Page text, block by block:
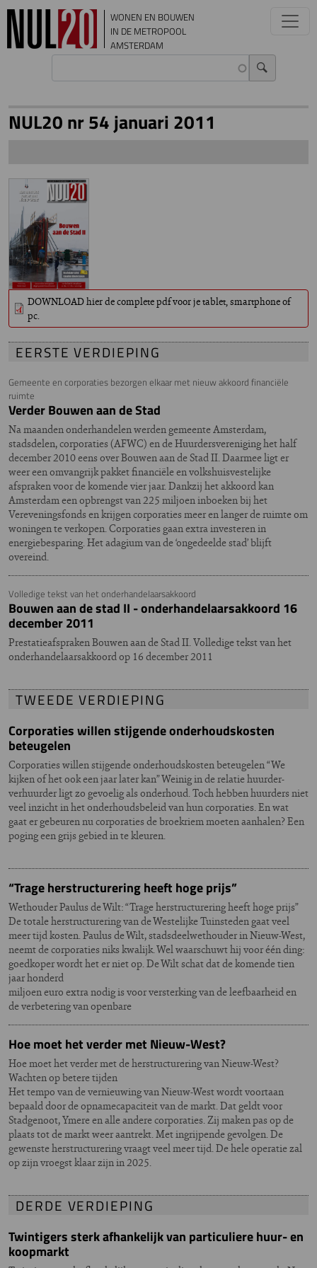
Overslaan en naar de inhoud gaan
WONEN EN BOUWEN
IN DE METROPOOL
AMSTERDAM
EERSTE VERDIEPING
Gemeente en corporaties bezorgen elkaar met nieuw akkoord financiële
ruimte
Verder Bouwen aan de Stad
Na maanden onderhandelen werden gemeente Amsterdam,
stadsdelen, corporaties (AFWC) en de Huurdersvereniging het half
december 2010 eens over Bouwen aan de Stad II. Daarmee ligt er
weer een omvangrijk pakket financiële en volkshuisvestelijke
afspraken voor de komende vier jaar. Dankzij het akkoord kan
Amsterdam een opbrengst van 225 miljoen inboeken bij het
Vereveningsfonds en krijgen corporaties meer en langer de ruimte om
woningen te verkopen. Corporaties gaan extra investeren in
energiebesparing. Het adagium van de ‘ongedeelde stad’ blijft
overeind.
Volledige tekst van het onderhandelaarsakkoord
Bouwen aan de stad II - onderhandelaarsakkoord 16
december 2011
Prestatieafspraken Bouwen aan de Stad II. Volledige tekst van het
onderhandelaarsakkoord op 16 december 2011
TWEEDE VERDIEPING
Corporaties willen stijgende onderhoudskosten
beteugelen
Corporaties willen stijgende onderhoudskosten beteugelen “We
kijken of het ook een jaar later kan” Weinig in de relatie huurder-
verhuurder ligt zo gevoelig als onderhoud. Toch hebben huurders niet
veel inzicht in het onderhoudsbeleid van hun corporaties. En wat
gaat er gebeuren nu corporaties de broekriem moeten aanhalen? Een
poging een grijs gebied in te kleuren.
“Trage herstructurering heeft hoge prijs”
Wethouder Paulus de Wilt: “Trage herstructurering heeft hoge prijs”
De totale herstructurering van de Westelijke Tuinsteden gaat veel
meer tijd kosten. Paulus de Wilt, stadsdeelwethouder in Nieuw-West,
neemt de corporaties niks kwalijk. Wel waarschuwt hij voor één ding:
goedkoper wordt het er niet op. De Wilt schat dat de komende tien
jaar honderd
miljoen euro extra nodig is voor versterking van de leefbaarheid en
de verbetering van openbare
Hoe moet het verder met Nieuw-West?
Hoe moet het verder met de herstructurering van Nieuw-West?
Wachten op betere tijden
Het tempo van de vernieuwing van Nieuw-West wordt voortaan
bepaald door de opnamecapaciteit van de markt. Dat geldt voor
Stadgenoot, Ymere en alle andere corporaties. Zij maken pas op de
plaats tot de markt weer aantrekt. Met ingrijpende gevolgen. De
gewenste herstructurering vraagt veel meer tijd. De hele operatie zal
op zijn vroegst klaar zijn in 2025.
DERDE VERDIEPING
Twintigers sterk afhankelijk van particuliere huur- en
koopmarkt
NUL20 nr 54 januari 2011
DOWNLOAD hier de complete pdf voor je tablet, smartphone of
pc.